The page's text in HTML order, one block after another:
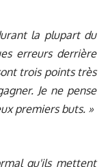
la plupart du
erreurs derrière
trois points très
Je ne pense
premiers buts. »
qu'ils mettent